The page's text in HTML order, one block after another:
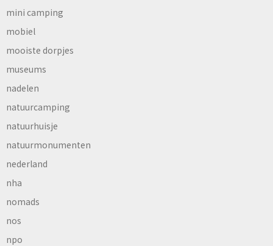
mini camping
mobiel
mooiste dorpjes
museums
nadelen
natuurcamping
natuurhuisje
natuurmonumenten
nederland
nha
nomads
nos
npo